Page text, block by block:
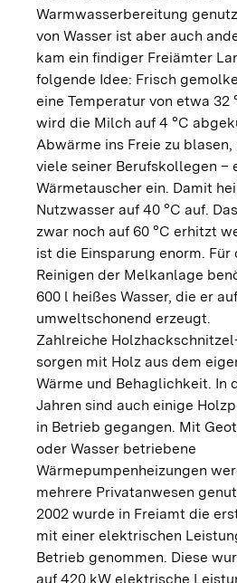
Warmwasserbereitung
von Wasser ist aber auch
kam ein findiger Freiämter
folgende Idee: Frisch
eine Temperatur von etwa 32
wird die Milch auf 4 °C
Abwärme ins Freie zu
viele seiner Berufskollegen –
Wärmetauscher ein. Damit
Nutzwasser auf 40 °C auf.
zwar noch auf 60 °C erhitzt
ist die Einsparung enorm.
Reinigen der Melkanlage
600 l heißes Wasser, die er
umweltschonend erzeugt.
Zahlreiche
sorgen mit Holz aus dem
Wärme und Behaglichkeit. In
Jahren sind auch einige
in Betrieb gegangen. Mit
oder Wasser betriebene
Wärmepumpenheizungen
mehrere Privatanwesen
2002 wurde in Freiamt die
mit einer elektrischen
Betrieb genommen. Diese
auf 420 kW elektrische